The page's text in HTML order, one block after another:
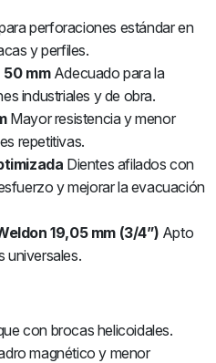
perforaciones estándar en
y perfiles.
mmAdecuado para la
industriales y de obra.
Mayor resistencia y menor
repetitivas.
Dientes afilados con
y mejorar la evacuación
19,05 mm (3/4”) Apto
universales.
con brocas helicoidales.
magnético y menor